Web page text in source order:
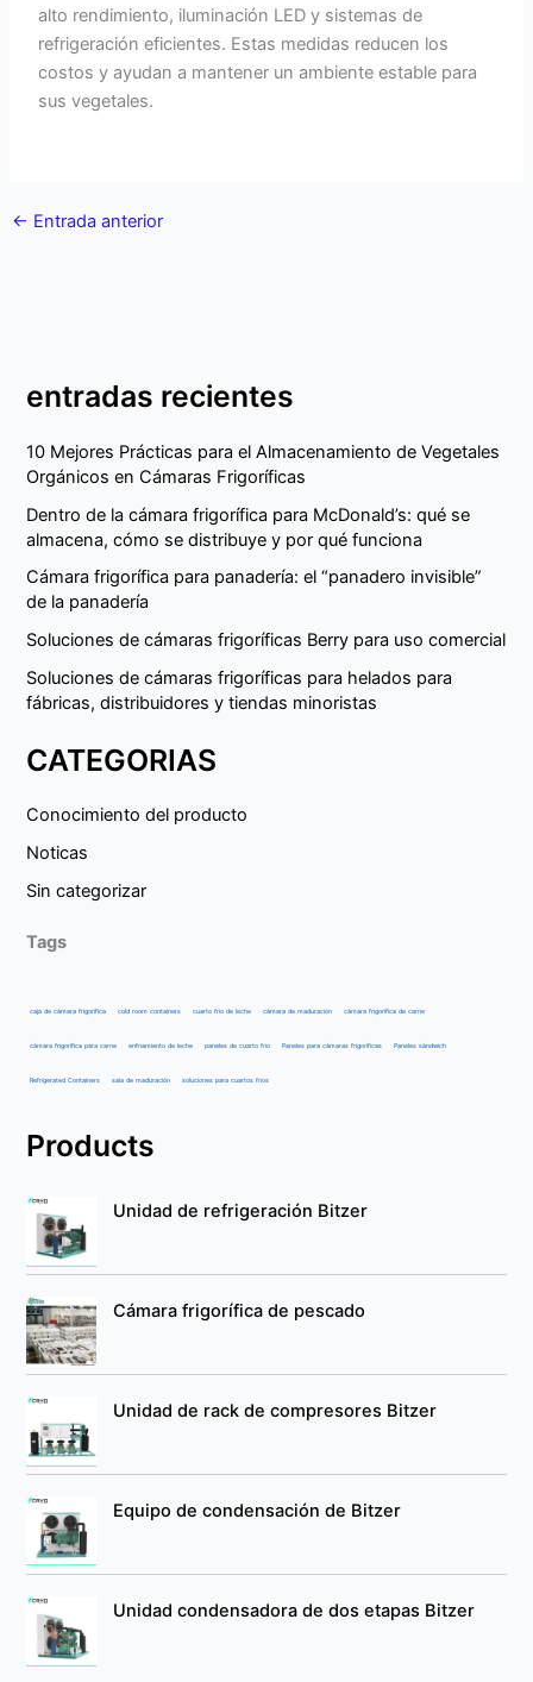
alto rendimiento, iluminación LED y sistemas de
refrigeración eficientes. Estas medidas reducen los
costos y ayudan a mantener un ambiente estable para
sus vegetales.
← Entrada anterior
entradas recientes
10 Mejores Prácticas para el Almacenamiento de Vegetales
Orgánicos en Cámaras Frigoríficas
Dentro de la cámara frigorífica para McDonald’s: qué se
almacena, cómo se distribuye y por qué funciona
Cámara frigorífica para panadería: el “panadero invisible”
de la panadería
Soluciones de cámaras frigoríficas Berry para uso comercial
Soluciones de cámaras frigoríficas para helados para
fábricas, distribuidores y tiendas minoristas
CATEGORIAS
Conocimiento del producto
Noticas
Sin categorizar
Tags
caja de cámara frigorífica cold room containers cuarto frio de leche cámara de maduración cámara frigorífica de carne
cámara frigorífica para carne enfriamiento de leche paneles de cuarto frio Paneles para cámaras frigoríficas Paneles sándwich
Refrigerated Containers sala de maduración soluciones para cuartos frios
Products
Unidad de refrigeración Bitzer
Cámara frigorífica de pescado
Unidad de rack de compresores Bitzer
Equipo de condensación de Bitzer
Unidad condensadora de dos etapas Bitzer